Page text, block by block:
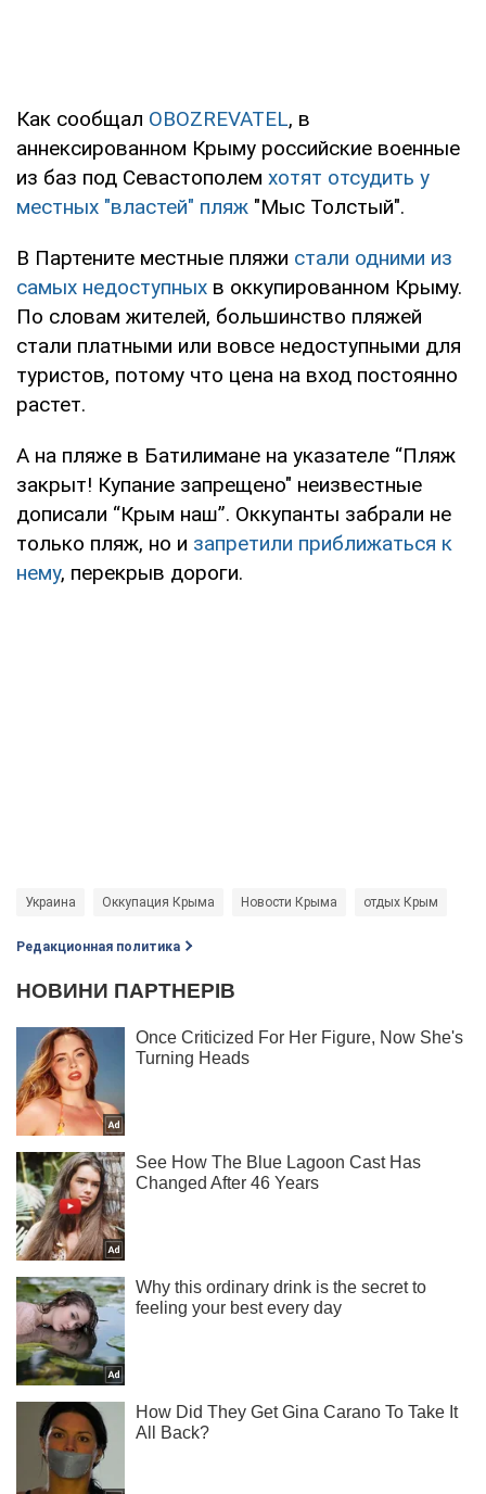
Как сообщал OBOZREVATEL, в
аннексированном Крыму российские военные
из баз под Севастополем хотят отсудить у
местных "властей" пляж "Мыс Толстый".
В Партените местные пляжи стали одними из
самых недоступных в оккупированном Крыму.
По словам жителей, большинство пляжей
стали платными или вовсе недоступными для
туристов, потому что цена на вход постоянно
растет.
А на пляже в Батилимане на указателе “Пляж
закрыт! Купание запрещено" неизвестные
дописали “Крым наш”. Оккупанты забрали не
только пляж, но и запретили приближаться к
нему, перекрыв дороги.
Украина Оккупация Крыма Новости Крыма отдых Крым
Редакционная политика